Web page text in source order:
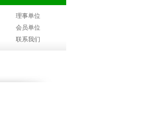
理事单位
会员单位
联系我们